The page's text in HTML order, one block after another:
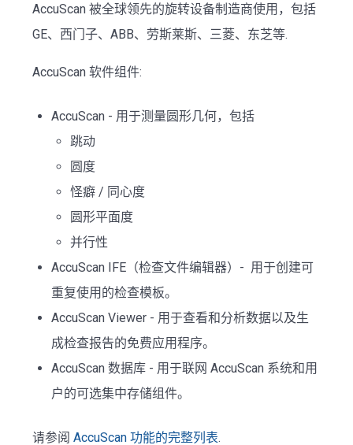
AccuScan 被全球领先的旋转设备制造商使用，包括
GE、西门子、ABB、劳斯莱斯、三菱、东芝等.
AccuScan 软件组件:
AccuScan - 用于测量圆形几何，包括
跳动
圆度
怪癖 / 同心度
圆形平面度
并行性
AccuScan IFE（检查文件编辑器）- 用于创建可
重复使用的检查模板。
AccuScan Viewer - 用于查看和分析数据以及生
成检查报告的免费应用程序。
AccuScan 数据库 - 用于联网 AccuScan 系统和用
户的可选集中存储组件。
请参阅 AccuScan 功能的完整列表.